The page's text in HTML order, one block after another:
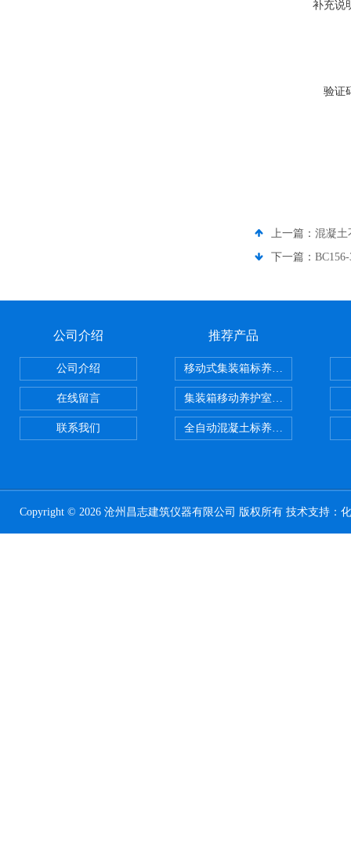
补充说
验证
上一篇： 混凝土
下一篇：
公司介绍
公司介绍
在线留言
联系我们
推荐产品
移动式集装箱标养室 养护室设备
集装箱移动养护室 标养室
全自动混凝土标养室恒温恒湿设备
Copyright © 2026 沧州昌志建筑仪器有限公司 版权所有 技术支持：